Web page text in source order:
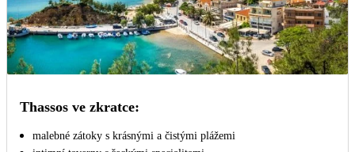
Thassos ve zkratce:
malebné zátoky s krásnými a čistými plážemi